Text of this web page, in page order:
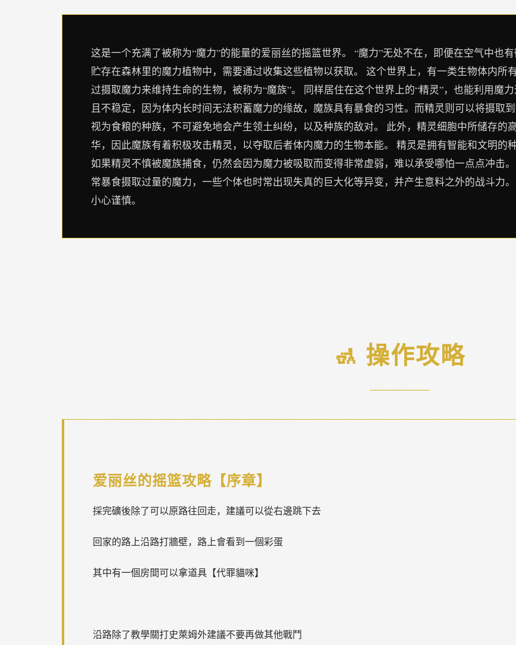
这是一个充满了被称为“魔力”的能量的爱丽丝的摇篮世界。 “魔力”无处不在，即便在空气中也
贮存在森林里的魔力植物中，需要通过收集这些植物以获取。 这个世界上，有一类生物体内所
过摄取魔力来维持生命的生物，被称为“魔族”。 同样居住在这个世界上的“精灵”，也能利用魔
且不稳定，因为体内长时间无法积蓄魔力的缘故，魔族具有暴食的习性。而精灵则可以将摄取
视为食粮的种族，不可避免地会产生领土纠纷，以及种族的敌对。 此外，精灵细胞中所储存的
华，因此魔族有着积极攻击精灵，以夺取后者体内魔力的生物本能。 精灵是拥有智能和文明的
如果精灵不慎被魔族捕食，仍然会因为魔力被吸取而变得非常虚弱，难以承受哪怕一点点冲击
常暴食摄取过量的魔力，一些个体也时常出现失真的巨大化等异变，并产生意料之外的战斗力
小心谨慎。
🚮 操作攻略
爱丽丝的摇篮攻略【序章】
採完礦後除了可以原路往回走，建議可以從右邊跳下去
回家的路上沿路打牆壁，路上會看到一個彩蛋
其中有一個房間可以拿道具【代罪貓咪】
沿路除了教學關打史萊姆外建議不要再做其他戰鬥